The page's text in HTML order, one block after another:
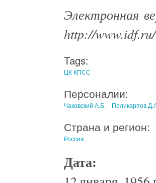
Электронная
http://www.idf.ru/
Tags:
ЦК КПСС
Персоналии:
Чаковский А.Б. Поликарпов
Страна и регион:
Россия
Дата: